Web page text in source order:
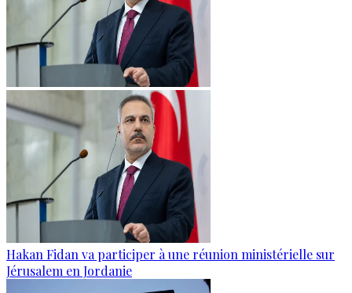
Hakan Fidan va participer à une réunion ministérielle sur
Jérusalem en Jordanie